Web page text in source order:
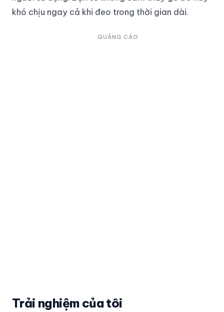
khó chịu ngay cả khi đeo trong thời gian dài.
QUẢNG CÁO
Trải nghiệm của tôi